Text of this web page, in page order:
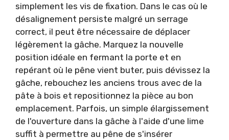
simplement les vis de fixation. Dans le cas où le
désalignement persiste malgré un serrage
correct, il peut être nécessaire de déplacer
légèrement la gâche. Marquez la nouvelle
position idéale en fermant la porte et en
repérant où le pêne vient buter, puis dévissez la
gâche, rebouchez les anciens trous avec de la
pâte à bois et repositionnez la pièce au bon
emplacement. Parfois, un simple élargissement
de l'ouverture dans la gâche à l'aide d'une lime
suffit à permettre au pêne de s'insérer